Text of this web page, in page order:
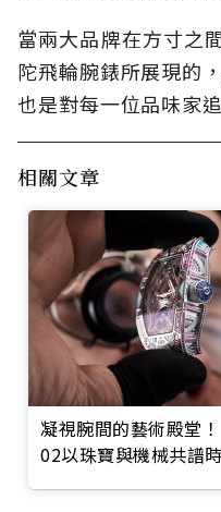
當兩大品牌在方寸之
陀飛輪腕錶所展現的
也是對每一位品味家
相關文章
凝視腕間的藝術殿堂！ RM HJ-
02以珠寶與機械共譜